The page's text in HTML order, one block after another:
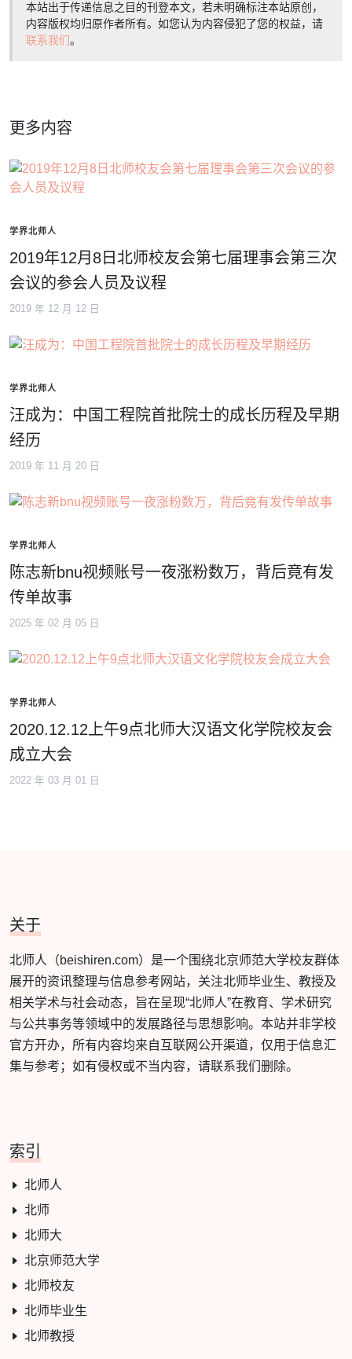
本站出于传递信息之目的刊登本文，若未明确标注本站原创，
内容版权均归原作者所有。如您认为内容侵犯了您的权益，请
联系我们。
更多内容
学界北师人
2019年12月8日北师校友会第七届理事会第三次
会议的参会人员及议程
2019 年 12 月 12 日
学界北师人
汪成为：中国工程院首批院士的成长历程及早期
经历
2019 年 11 月 20 日
学界北师人
陈志新bnu视频账号一夜涨粉数万，背后竟有发
传单故事
2025 年 02 月 05 日
学界北师人
2020.12.12上午9点北师大汉语文化学院校友会
成立大会
2022 年 03 月 01 日
关于
北师人（beishiren.com）是一个围绕北京师范大学校友群体
展开的资讯整理与信息参考网站，关注北师毕业生、教授及
相关学术与社会动态，旨在呈现“北师人”在教育、学术研究
与公共事务等领域中的发展路径与思想影响。本站并非学校
官方开办，所有内容均来自互联网公开渠道，仅用于信息汇
集与参考；如有侵权或不当内容，请联系我们删除。
索引
北师人
北师
北师大
北京师范大学
北师校友
北师毕业生
北师教授